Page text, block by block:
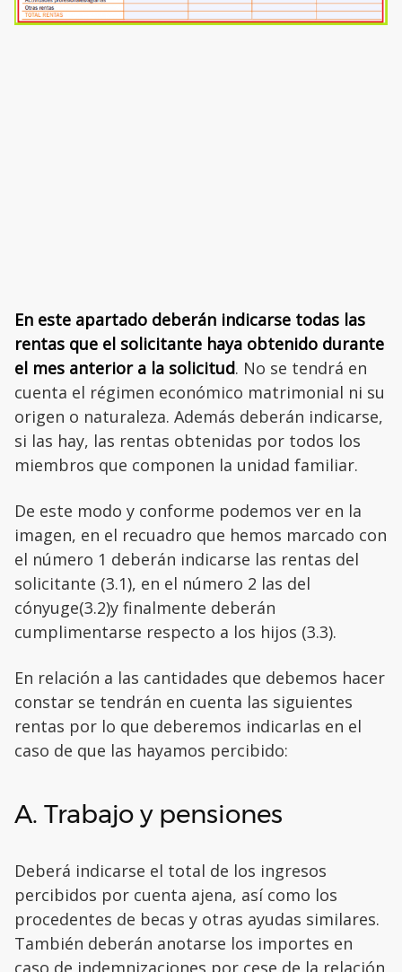
En este apartado deberán indicarse todas las
rentas que el solicitante haya obtenido durante
el mes anterior a la solicitud. No se tendrá en
cuenta el régimen económico matrimonial ni su
origen o naturaleza. Además deberán indicarse,
si las hay, las rentas obtenidas por todos los
miembros que componen la unidad familiar.
De este modo y conforme podemos ver en la
imagen, en el recuadro que hemos marcado con
el número 1 deberán indicarse las rentas del
solicitante (3.1), en el número 2 las del
cónyuge(3.2)y finalmente deberán
cumplimentarse respecto a los hijos (3.3).
En relación a las cantidades que debemos hacer
constar se tendrán en cuenta las siguientes
rentas por lo que deberemos indicarlas en el
caso de que las hayamos percibido:
A. Trabajo y pensiones
Deberá indicarse el total de los ingresos
percibidos por cuenta ajena, así como los
procedentes de becas y otras ayudas similares.
También deberán anotarse los importes en
caso de indemnizaciones por cese de la relación